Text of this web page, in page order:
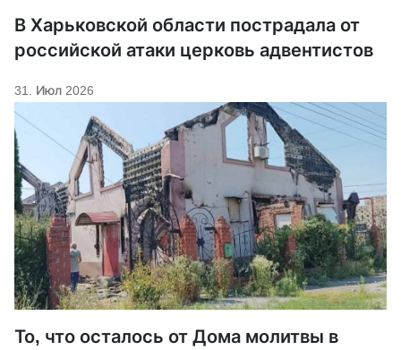
В Харьковской области пострадала от
российской атаки церковь адвентистов
31. Июл 2026
То, что осталось от Дома молитвы в